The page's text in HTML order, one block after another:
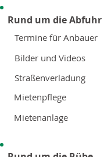
Rund um die Abfuhr
Termine für Anbauer
Bilder und Videos
Straßenverladung
Mietenpflege
Mietenanlage